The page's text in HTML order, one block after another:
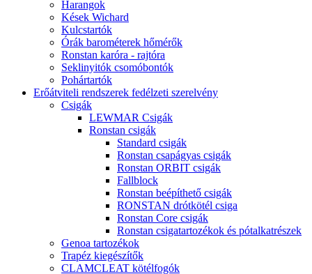
Harangok
Kések Wichard
Kulcstartók
Órák barométerek hőmérők
Ronstan karóra - rajtóra
Seklinyitók csomóbontók
Pohártartók
Erőátviteli rendszerek fedélzeti szerelvény
Csigák
LEWMAR Csigák
Ronstan csigák
Standard csigák
Ronstan csapágyas csigák
Ronstan ORBIT csigák
Fallblock
Ronstan beépíthető csigák
RONSTAN drótkötél csiga
Ronstan Core csigák
Ronstan csigatartozékok és pótalkatrészek
Genoa tartozékok
Trapéz kiegészítők
CLAMCLEAT kötélfogók